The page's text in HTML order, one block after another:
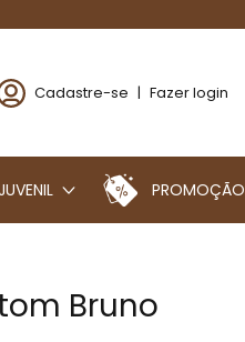
Cadastre-se | Fazer login
PROMOÇÃO
Bruno